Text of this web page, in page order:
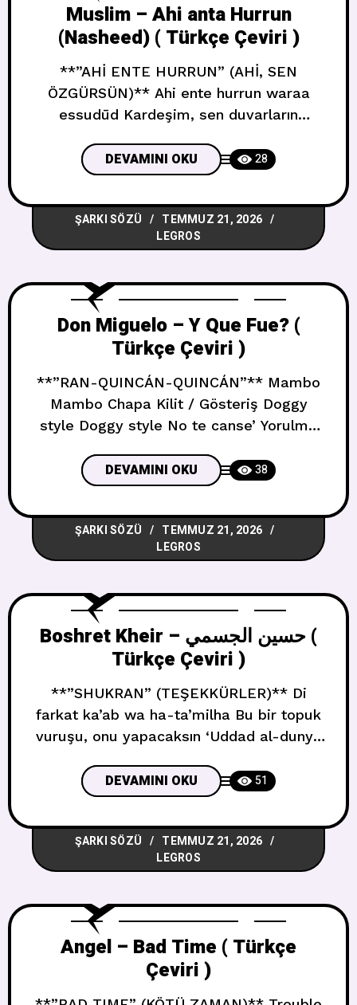
Muslim – Ahi anta Hurrun
(Nasheed) ( Türkçe Çeviri )
**”AHİ ENTE HURRUN” (AHİ, SEN
ÖZGÜRSÜN)** Ahi ente hurrun waraa
essudūd Kardeşim, sen duvarların
guyūd Kardeşim, o zincirlere rağmen
özgürsün İza künte billahi müstağsima
Eğer Allah’a sığınıyorsan Femâzâ
yedūruke keydül ‘abīd Kölelerin hilesi
sana ne yapabilir? Ahi setebīdu cüyüşüz-
olacak Ve yuşriqu fil kevni
DEVAMINI OKU 28
ŞARKI SÖZÜ
TEMMUZ 21, 2026
LEGROS
Don Miguelo – Y Que Fue? (
Türkçe Çeviri )
**”RAN-QUINCÁN-QUINCÁN”** Mambo
Mambo Chapa Kilit / Gösteriş Doggy
style Doggy style No te canse’ Yorulma
şey yapmadın Con tanta chapa pa
hacerle ran-quincán-quincán Bu kadar
gösterişle ran-kuinkán-kuinkán
yapacakken ¿Y qué fue, no hiciste na Ne
oldu, hiçbir şey yapmadın Con tanta
Bu
DEVAMINI OKU 38
ŞARKI SÖZÜ
TEMMUZ 21, 2026
LEGROS
Boshret Kheir – حسين الجسمي (
Türkçe Çeviri )
**”SHUKRAN” (TEŞEKKÜRLER)** Di
farkat ka’ab wa ha-ta’milha Bu bir topuk
vuruşu, onu yapacaksın ‘Uddad al-dunya
Wa khud ba’a ‘ahd (ta’dilha) sakatit kthir
Bir söz al (düzelt onu) çok sustun Khadit
eh Misr bi-sukutak Mısır sustuğunla ne
kazandı Ma tastakhsarash fiha sutak
Sesini esirgeme Bitktub bukra bi-
DEVAMINI OKU 51
ŞARKI SÖZÜ
TEMMUZ 21, 2026
LEGROS
Angel – Bad Time ( Türkçe
Çeviri )